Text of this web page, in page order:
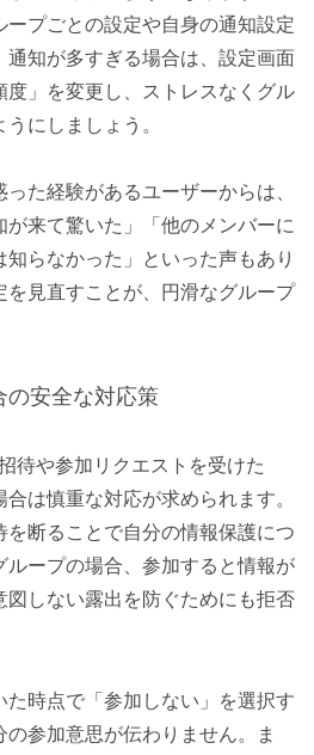
プごとの設定や自身の通知設定
通知が多すぎる場合は、設定画面
度」を変更し、ストレスなくグル
にしましょう。
た経験があるユーザーからは、
が来て驚いた」「他のメンバーに
らなかった」といった声もあり
を見直すことが、円滑なグループ
の安全な対応策
待や参加リクエストを受けた
は慎重な対応が求められます。
を断ることで自分の情報保護につ
ループの場合、参加すると情報が
図しない露出を防ぐためにも拒否
時点で「参加しない」を選択す
参加意思が伝わりません。ま